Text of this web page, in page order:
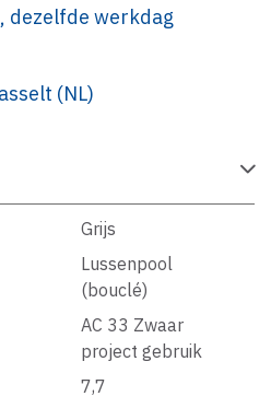
, dezelfde werkdag
(NL)
Grijs
Lussenpool
(bouclé)
AC 33 Zwaar
project gebruik
7,7